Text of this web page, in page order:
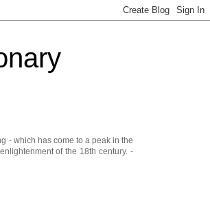
- which has come to a peak in the
of the 18th century. -